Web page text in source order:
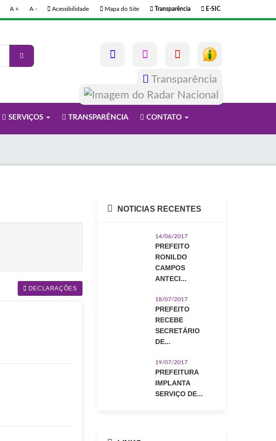
A + A - Acessibilidade Mapa do Site Transparência E-SIC
Transparência
SERVIÇOS TRANSPARÊNCIA CONTATO
DECLARAÇÕES
NOTICIAS RECENTES
14/06/2017
PREFEITO
RONILDO
CAMPOS
ANTECI...
18/07/2017
PREFEITO
RECEBE
SECRETÁRIO
DE...
19/07/2017
PREFEITURA
IMPLANTA
SERVIÇO DE...